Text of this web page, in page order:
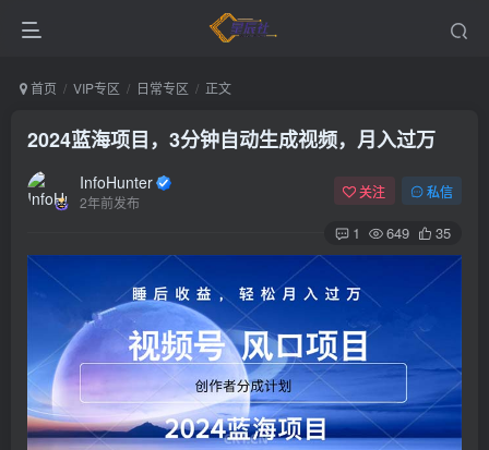
首页 VIP专区 日常专区 正文
2024蓝海项目，3分钟自动生成视频，月入过万
InfoHunter
2年前发布
关注 私信
1 649 35